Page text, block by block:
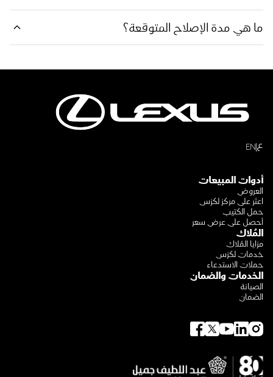
ما هي مدة الإصلاح المتوقعة؟
ع EN
أدوات المبيعات
العروض
اعثر على مركز لكزس
حمل الكتيب
أحصل على عرض سعر
المُلاك
مزايا المُلاك
خدمات لكزس
حملات الاستدعاء
الخدمات والضمان
الصيانة
الضمان